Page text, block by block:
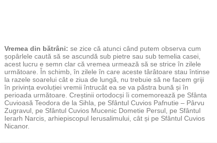
Vremea din bătrâni: se zice că atunci când putem observa cum
șopârlele caută să se ascundă sub pietre sau sub temelia casei,
acest lucru e semn clar că vremea urmează să se strice în zilele
următoare. În schimb, în zilele în care aceste târâtoare stau întinse
la razele soarelui cât e ziua de lungă, nu trebuie să ne facem griji
în privința evoluției vremii întrucât ea se va păstra bună și în
perioada următoare. Creștinii ortodocși îi comemorează pe Sfânta
Cuvioasă Teodora de la Sihla, pe Sfântul Cuvios Pafnutie – Pârvu
Zugravul, pe Sfântul Cuvios Mucenic Dometie Persul, pe Sfântul
Ierarh Narcis, arhiepiscopul Ierusalimului, cât și pe Sfântul Cuvios
Nicanor.